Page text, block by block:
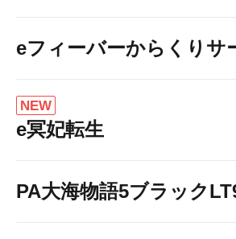
eフィーバーからくりサ
NEW
e冥妃転生
PA大海物語5ブラック